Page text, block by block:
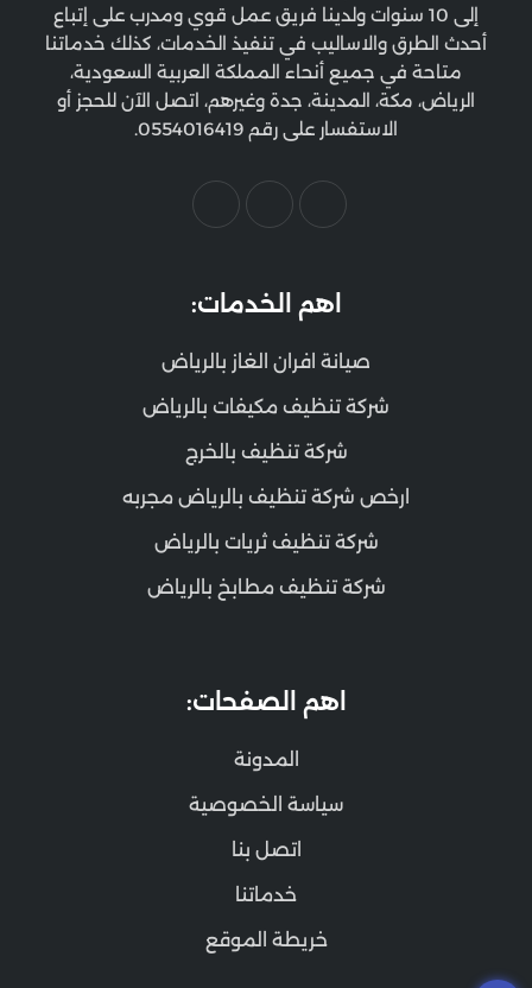
إلى 10 سنوات ولدينا فريق عمل قوي ومدرب على إتباع
أحدث الطرق والاساليب في تنفيذ الخدمات، كذلك خدماتنا
متاحة في جميع أنحاء المملكة العربية السعودية،
الرياض، مكة، المدينة، جدة وغيرهم، اتصل الآن للحجز أو
الاستفسار على رقم 0554016419.
اهم الخدمات:
صيانة افران الغاز بالرياض
شركة تنظيف مكيفات بالرياض
شركة تنظيف بالخرج
ارخص شركة تنظيف بالرياض مجربه
شركة تنظيف ثريات بالرياض
شركة تنظيف مطابخ بالرياض
اهم الصفحات:
المدونة
سياسة الخصوصية
اتصل بنا
خدماتنا
خريطة الموقع